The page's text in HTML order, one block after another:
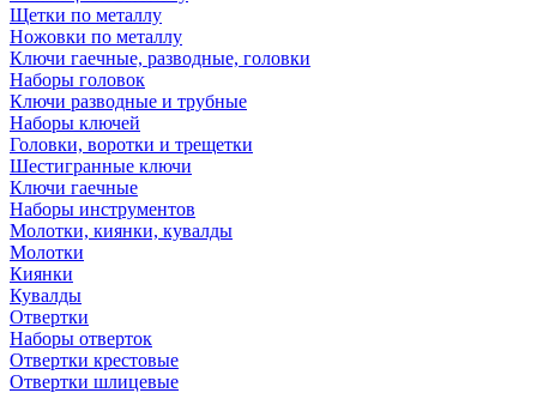
Щетки по металлу
Ножовки по металлу
Ключи гаечные, разводные, головки
Наборы головок
Ключи разводные и трубные
Наборы ключей
Головки, воротки и трещетки
Шестигранные ключи
Ключи гаечные
Наборы инструментов
Молотки, киянки, кувалды
Молотки
Киянки
Кувалды
Отвертки
Наборы отверток
Отвертки крестовые
Отвертки шлицевые